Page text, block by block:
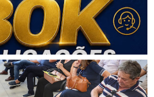
alcança a marca de 80 mil
em 2026